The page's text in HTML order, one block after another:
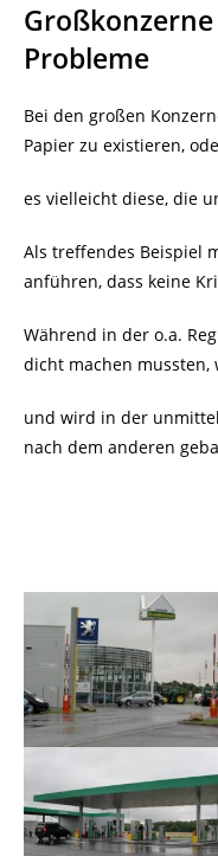
Probleme
Bei den großen
Papier zu existieren,
es vielleicht diese, die
Als treffendes Beispiel
anführen, dass keine
Während in der o.a.
dicht machen mussten,
und wird in der
nach dem anderen